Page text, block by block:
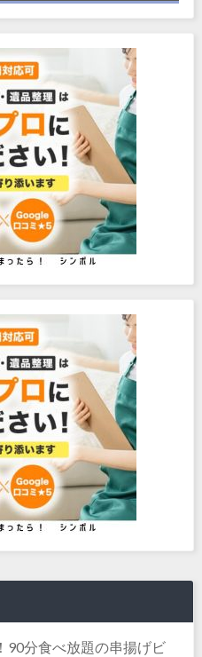
90分食べ放題の串揚げビ